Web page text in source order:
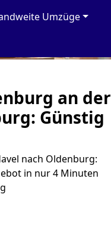
Umzüge
an der
Günstig
nach Oldenburg:
in nur 4 Minuten